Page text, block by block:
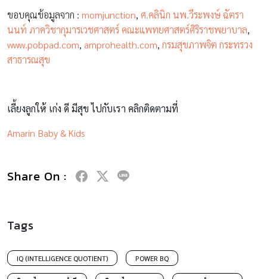
ขอบคุณข้อมูลจาก : momjunction, ศ.คลินิก นพ.วีระพงษ์ ฉัตรา
นนท์ ภาควิชากุมารเวชศาสตร์ คณะแพทยศาสตร์ศิริราชพยาบาล,
www.pobpad.com, amprohealth.com, กรมสุขภาพจิต กระทรวง
สาธารณสุข
เลี้ยงลูกให้ เก่ง ดี มีสุข ไปกับเรา คลิกติดตามที่
Amarin Baby & Kids
Share On :
Tags
IQ (INTELLIGENCE QUOTIENT) POWER BQ